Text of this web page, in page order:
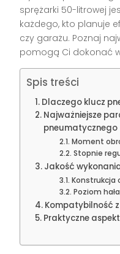
sprężarki 50-litrowej
każdego, kto planuje
czy garażu. Poznaj
pomogą Ci dokonać
Spis treści
Dlaczego klucz
Najważniejsze
pneumatycznego
Moment
Stopnie
Jakość
Konstrukcja
Poziom
Kompatybilność
Praktyczne